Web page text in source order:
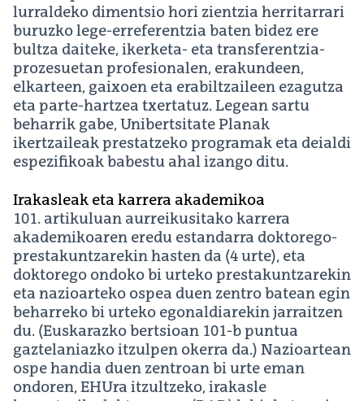
lurraldeko dimentsio hori zientzia herritarrari
buruzko lege-erreferentzia baten bidez ere
bultza daiteke, ikerketa- eta transferentzia-
prozesuetan profesionalen, erakundeen,
elkarteen, gaixoen eta erabiltzaileen ezagutza
eta parte-hartzea txertatuz. Legean sartu
beharrik gabe, Unibertsitate Planak
ikertzaileak prestatzeko programak eta deialdi
espezifikoak babestu ahal izango ditu.
Irakasleak eta karrera akademikoa
101. artikuluan aurreikusitako karrera
akademikoaren eredu estandarra doktorego-
prestakuntzarekin hasten da (4 urte), eta
doktorego ondoko bi urteko prestakuntzarekin
eta nazioarteko ospea duen zentro batean egin
beharreko bi urteko egonaldiarekin jarraitzen
du. (Euskarazko bertsioan 101-b puntua
gaztelaniazko itzulpen okerra da.) Nazioartean
ospe handia duen zentroan bi urte eman
ondoren, EHUra itzultzeko, irakasle